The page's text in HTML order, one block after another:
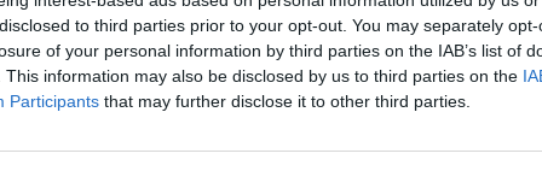
to third parties prior to your opt-out. You may separately
of your personal information by third parties on the IAB’s list of
This information may also be disclosed by us to third parties on the
Participants that may further disclose it to other third parties.
świata kosmicznym kontraktem, aby ten
arbitrów w Saudi Pro League??: